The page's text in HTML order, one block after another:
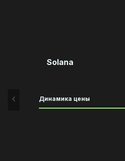
Solana
Динамика цены